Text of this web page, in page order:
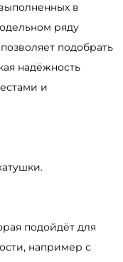
в
ряду
подобрать
надёжность
и
подойдёт для
например с